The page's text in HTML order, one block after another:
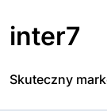
to
content
inter7
Skuteczny